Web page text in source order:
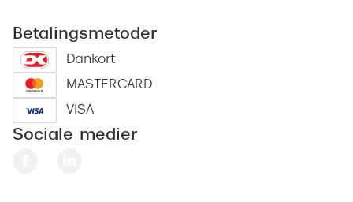
Betalingsmetoder
Dankort
MASTERCARD
VISA
Sociale medier